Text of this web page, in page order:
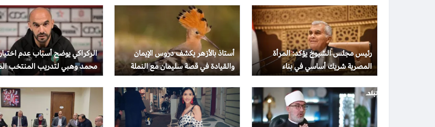
رئيس مجلس الشيوخ يؤكد: المرأة
المصرية شريك أساسي في بناء
المجتمع وتحقيق التنمية الشاملة
أستاذ بالأزهر يكشف دروس الإيمان
والقيادة في قصة سليمان مع النملة
والهدهد
الركراكي يوضح أسباب عدم
محمد وهبي لتدريب المنتخب